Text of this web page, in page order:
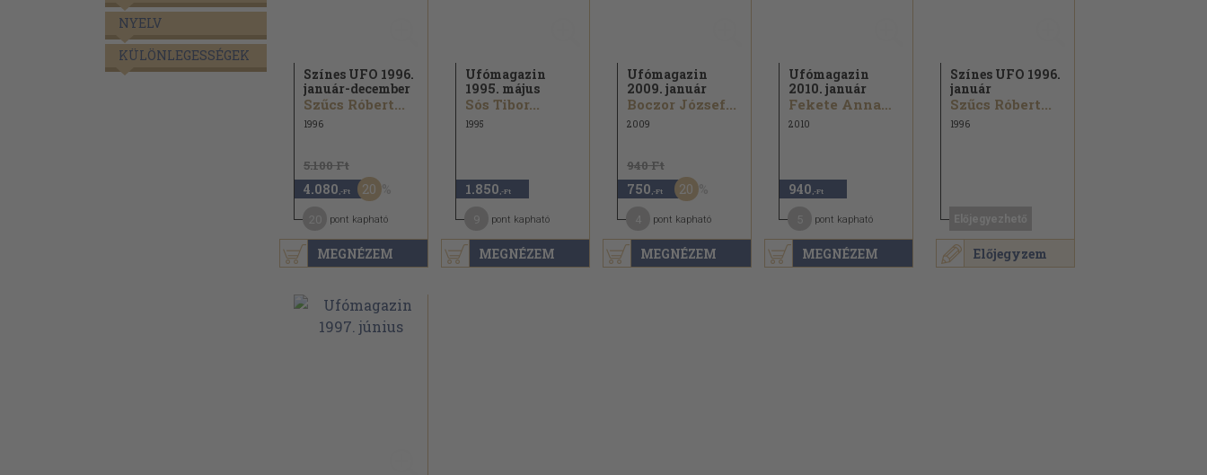
NYELV
KÜLÖNLEGESSÉGEK
MEGNÉZEM
Színes UFO 1996.
január-december
Szűcs Róbert...
1996
5.100 Ft
4.080 ,-Ft 20
pont kapható
MEGNÉZEM
Ufómagazin
1995. május
Sós Tibor...
1995
1.850 ,-Ft
pont kapható
MEGNÉZEM
Ufómagazin
2009. január
Boczor József...
2009
940 Ft
750 ,-Ft 20
pont kapható
MEGNÉZEM
Ufómagazin
2010. január
Fekete Annamária...
2010
940 ,-Ft
pont kapható
Előjegyzem
Színes UFO 1996.
január
Szűcs Róbert...
1996